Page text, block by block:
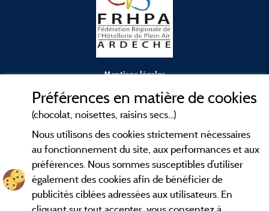
Mentions légales
Conditions générales d'utilisation
CGV
Les meilleurscampings en Ardèche . Consultez les fiches de
Préférences en matière de cookies
(chocolat, noisettes, raisins secs...)
Nous utilisons des cookies strictement nécessaires
au fonctionnement du site, aux performances et aux
préférences. Nous sommes susceptibles d’utiliser
également des cookies afin de bénéficier de
publicités ciblées adressées aux utilisateurs. En